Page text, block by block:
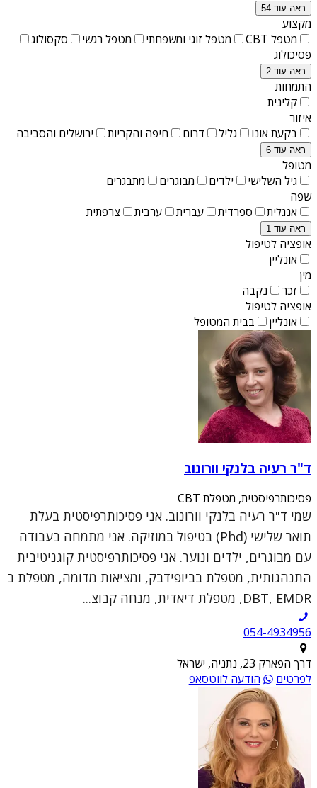
ראה עוד 54
מקצוע
מטפל CBT
מטפל זוגי ומשפחתי מטפל רגשי
סקסולוג
פסיכולוג
ראה עוד 2
התמחות
קלינית
איזור
בקעת אונו
גליל דרום חיפה והקריות ירושלים והסביבה
ראה עוד 6
מטופל
גיל השלישי
ילדים מבוגרים
מתבגרים
שפה
אנגלית
ספרדית עברית ערבית צרפתית
ראה עוד 1
אופציה לטיפול
אונליין
מין
זכר
נקבה
אופציה לטיפול
אונליין
בבית המטופל
ד"ר רעיה בלנקי וורונוב
פסיכותרפיסטית, מטפלת CBT
שמי ד"ר רעיה בלנקי וורונוב. אני פסיכותרפיסטית בעלת
תואר שלישי (Phd) בטיפול במוזיקה. אני מתמחה בעבודה
עם מבוגרים, ילדים ונוער. אני פסיכותרפיסטית קוגניטיבית
התנהגותית, מטפלת בביופידבק, ומציאות מדומה, מטפלת ב
DBT, EMDR, מטפלת דיאדית, מנחה קבוצ...
054-4934956
דרך הפארק 23, נתניה, ישראל
לפרטים
הודעה לווטסאפ